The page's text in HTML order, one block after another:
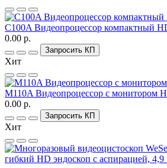
C100A Видеопроцессор компактный
0.00 р.
Запросить КП
Хит
M110A Видеопроцессор с монитором
0.00 р.
Запросить КП
Хит